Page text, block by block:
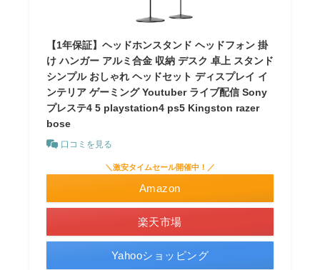
【1年保証】ヘッドホンスタンド ヘッドフォン 掛
け ハンガー アルミ合金 収納 デスク 卓上 スタンド
シンプル おしゃれ ヘッドセット ディスプレイ イ
ンテリア ゲーミング Youtuber ライブ配信 Sony
プレステ4 5 playstation4 ps5 Kingston razer
bose
口コミを見る
＼激安タイムセール開催中！／
Amazon
楽天市場
Yahooショッピング